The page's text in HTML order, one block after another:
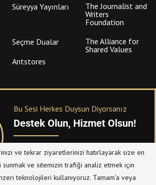
Süreyya Yayınları
The Journalist and
Writers
Foundation
Seçme Dualar
The Alliance for
Shared Values
Antstores
Bu Sesi Herkes Duysun Diyorsanız
Destek Olun, Hizmet Olsun!
PATREONüzerinden sitemize bağışta
bulanabilirsiniz.
ve tekrar ziyaretlerinizi hatırlayarak size en
sunmak ve sitemizin trafiği analiz etmek için
teknolojileri kullanıyoruz. Tamam'a veya